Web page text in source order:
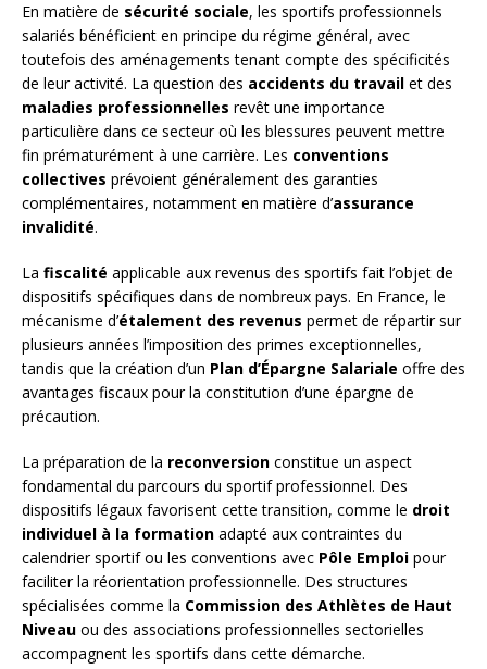
En matière de sécurité sociale, les sportifs professionnels
salariés bénéficient en principe du régime général, avec
toutefois des aménagements tenant compte des spécificités
de leur activité. La question des accidents du travail et des
maladies professionnelles revêt une importance
particulière dans ce secteur où les blessures peuvent mettre
fin prématurément à une carrière. Les conventions
collectives prévoient généralement des garanties
complémentaires, notamment en matière d’assurance
invalidité.
La fiscalité applicable aux revenus des sportifs fait l’objet de
dispositifs spécifiques dans de nombreux pays. En France, le
mécanisme d’étalement des revenus permet de répartir sur
plusieurs années l’imposition des primes exceptionnelles,
tandis que la création d’un Plan d’Épargne Salariale offre des
avantages fiscaux pour la constitution d’une épargne de
précaution.
La préparation de la reconversion constitue un aspect
fondamental du parcours du sportif professionnel. Des
dispositifs légaux favorisent cette transition, comme le droit
individuel à la formation adapté aux contraintes du
calendrier sportif ou les conventions avec Pôle Emploi pour
faciliter la réorientation professionnelle. Des structures
spécialisées comme la Commission des Athlètes de Haut
Niveau ou des associations professionnelles sectorielles
accompagnent les sportifs dans cette démarche.